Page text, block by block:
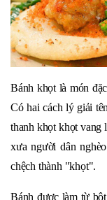
Bánh khọt là món
Có hai cách lý giải
thanh khọt khọt vang
xưa người dân
chệch thành "khọt".
Bánh được làm từ